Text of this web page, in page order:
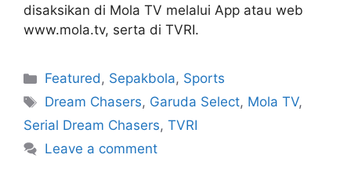
disaksikan di Mola TV melalui App atau web
www.mola.tv, serta di TVRI.
Featured, Sepakbola, Sports
Dream Chasers, Garuda Select, Mola TV,
Serial Dream Chasers, TVRI
Leave a comment